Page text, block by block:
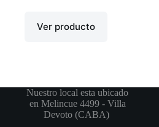
Ver producto
Nuestro local esta ubicado
en Melincue 4499 - Villa
Devoto (CABA)